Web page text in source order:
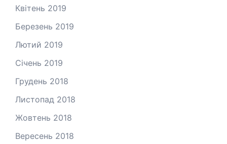
Квітень 2019
Березень 2019
Лютий 2019
Січень 2019
Грудень 2018
Листопад 2018
Жовтень 2018
Вересень 2018